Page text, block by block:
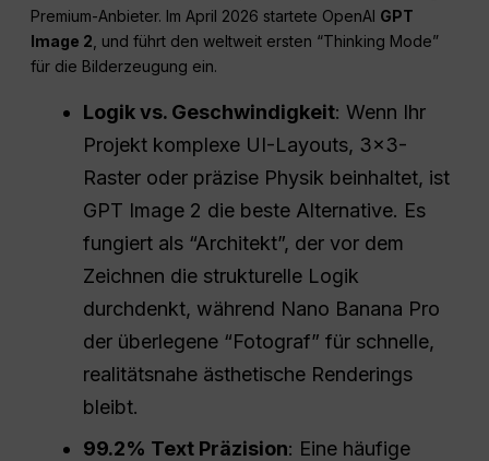
Premium-Anbieter. Im April 2026 startete OpenAI GPT
Image 2 , und führt den weltweit ersten “Thinking Mode”
für die Bilderzeugung ein.
Logik vs. Geschwindigkeit: Wenn Ihr
Projekt komplexe UI-Layouts, 3×3-
Raster oder präzise Physik beinhaltet, ist
GPT Image 2 die beste Alternative. Es
fungiert als “Architekt”, der vor dem
Zeichnen die strukturelle Logik
durchdenkt, während Nano Banana Pro
der überlegene “Fotograf” für schnelle,
realitätsnahe ästhetische Renderings
bleibt.
99.2% Text Präzision: Eine häufige